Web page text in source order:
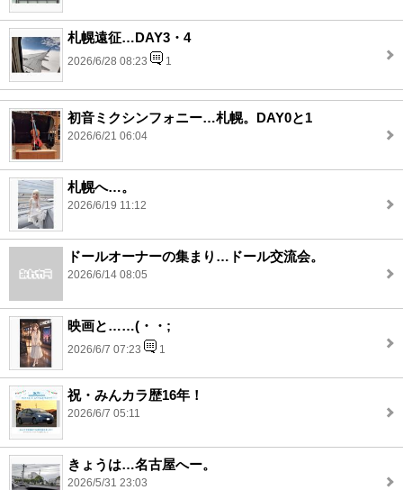
札幌遠征…DAY3・4
2026/6/28 08:23 1
初音ミクシンフォニー…札幌。DAY0と1
2026/6/21 06:04
札幌へ…。
2026/6/19 11:12
ドールオーナーの集まり…ドール交流会。
2026/6/14 08:05
映画と……(・・;
2026/6/7 07:23 1
祝・みんカラ歴16年！
2026/6/7 05:11
きょうは…名古屋へー。
2026/5/31 23:03